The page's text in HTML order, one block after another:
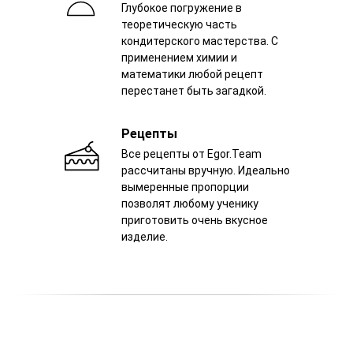
Глубокое погружение в
теоретическую часть
кондитерского мастерства. С
применением химии и
математики любой рецепт
перестанет быть загадкой.
Рецепты
Все рецепты от Egor.Team
рассчитаны вручную. Идеально
вымеренные пропорции
позволят любому ученику
приготовить очень вкусное
изделие.